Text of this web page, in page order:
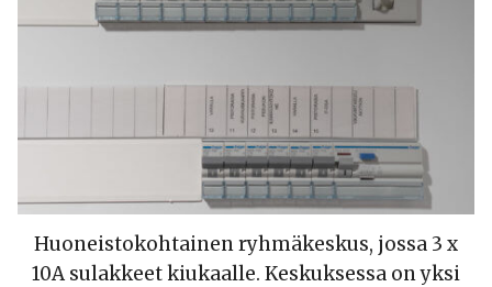
Huoneistokohtainen ryhmäkeskus, jossa 3 x
10A sulakkeet kiukaalle. Keskuksessa on yksi